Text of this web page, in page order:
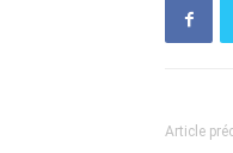
Article